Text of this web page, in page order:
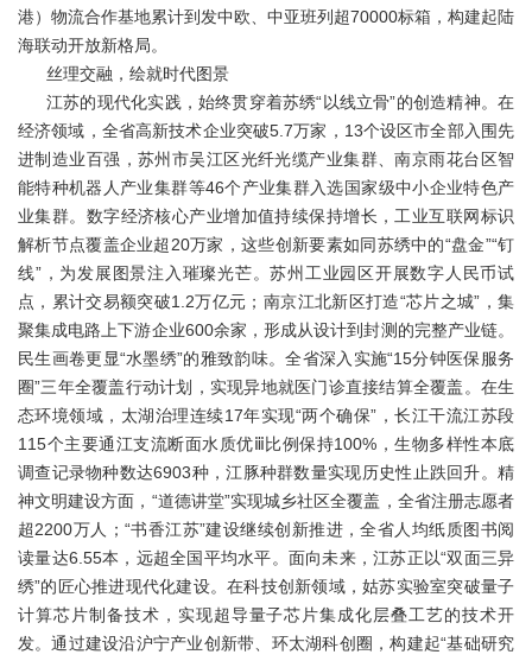
港）物流合作基地累计到发中欧、中亚班列超70000标箱，构建起陆
海联动开放新格局。
丝理交融，绘就时代图景
江苏的现代化实践，始终贯穿着苏绣“以线立骨”的创造精神。在
经济领域，全省高新技术企业突破5.7万家，13个设区市全部入围先
进制造业百强，苏州市吴江区光纤光缆产业集群、南京雨花台区智
能特种机器人产业集群等46个产业集群入选国家级中小企业特色产
业集群。数字经济核心产业增加值持续保持增长，工业互联网标识
解析节点覆盖企业超20万家，这些创新要素如同苏绣中的“盘金”“钉
线”，为发展图景注入璀璨光芒。苏州工业园区开展数字人民币试
点，累计交易额突破1.2万亿元；南京江北新区打造“芯片之城”，集
聚集成电路上下游企业600余家，形成从设计到封测的完整产业链。
民生画卷更显“水墨绣”的雅致韵味。全省深入实施“15分钟医保服务
圈”三年全覆盖行动计划，实现异地就医门诊直接结算全覆盖。在生
态环境领域，太湖治理连续17年实现“两个确保”，长江干流江苏段
115个主要通江支流断面水质优ⅲ比例保持100%，生物多样性本底
调查记录物种数达6903种，江豚种群数量实现历史性止跌回升。精
神文明建设方面，“道德讲堂”实现城乡社区全覆盖，全省注册志愿者
超2200万人；“书香江苏”建设继续创新推进，全省人均纸质图书阅
读量达6.55本，远超全国平均水平。面向未来，江苏正以“双面三异
绣”的匠心推进现代化建设。在科技创新领域，姑苏实验室突破量子
计算芯片制备技术，实现超导量子芯片集成化层叠工艺的技术开
发。通过建设沿沪宁产业创新带、环太湖科创圈，构建起“基础研究